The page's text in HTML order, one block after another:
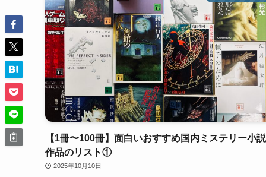
【1冊〜100冊】面白いおすすめ国内ミステリー小
作品のリスト①
2025年10月10日